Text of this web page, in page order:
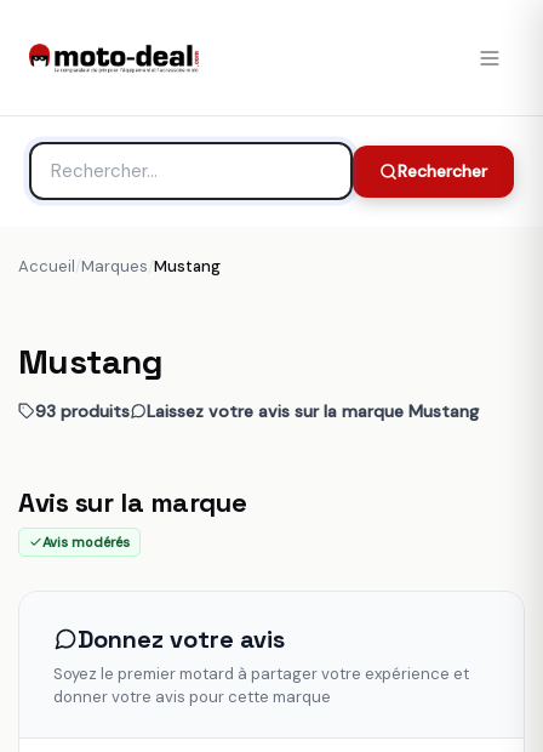
Rechercher
Accueil/Marques/Mustang
Mustang
93 produits Laissez votre avis sur la marque Mustang
Avis sur la marque
Avis modérés
Donnez votre avis
Soyez le premier motard à partager votre expérience et
donner votre avis pour cette marque